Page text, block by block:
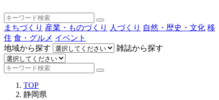
まちづくり 産業・ものづくり 人づくり 自然・歴史・文化 移
住 食・グルメ イベント
地域から探す
雑誌から探す
TOP
静岡県